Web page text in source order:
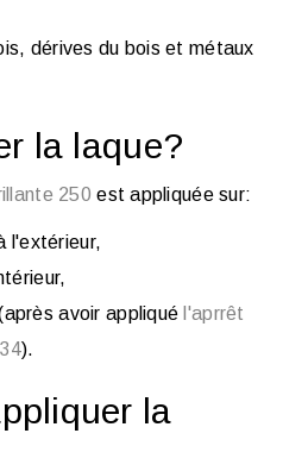
dérives du bois et métaux
la laque?
250 est appliquée sur:
l'extérieur,
après avoir appliqué l'aprrêt
).
la